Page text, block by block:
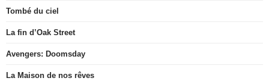
Tombé du ciel
La fin d’Oak Street
Avengers: Doomsday
La Maison de nos rêves